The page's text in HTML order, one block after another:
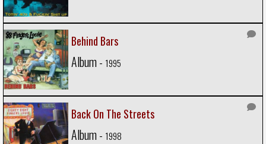
Behind Bars
Album - 1995
Back On The Streets
Album - 1998